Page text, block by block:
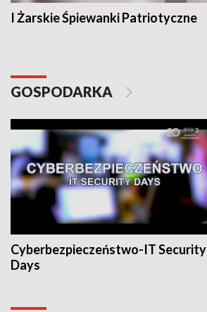
I Żarskie Śpiewanki Patriotyczne
GOSPODARKA
Cyberbezpieczeństwo-IT Security
Days